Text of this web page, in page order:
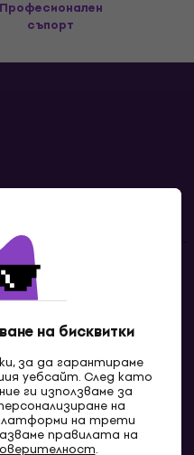
на бисквитки
за да гарантираме
уебсайт. След като
ги използваме за
на
на трети
правилата на
.
Професионален
съпорт